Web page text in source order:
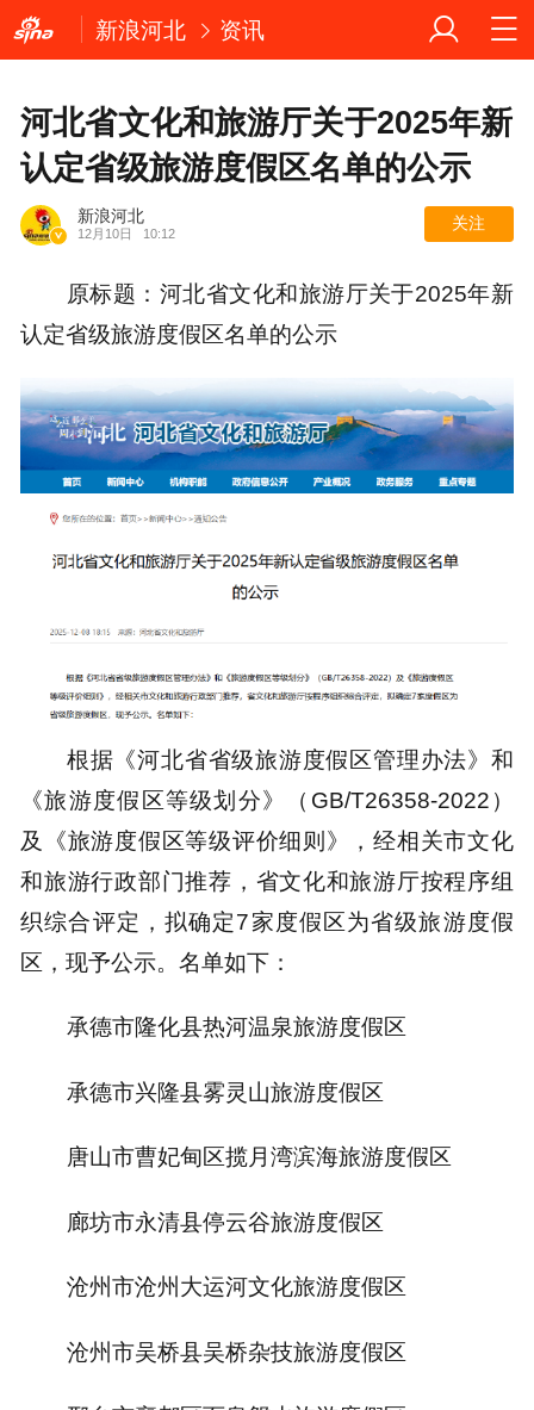
新浪河北 资讯
河北省文化和旅游厅关于2025年新
认定省级旅游度假区名单的公示
新浪河北
12月10日 10:12
关注
原标题：河北省文化和旅游厅关于2025年新
认定省级旅游度假区名单的公示
根据《河北省省级旅游度假区管理办法》和
《旅游度假区等级划分》（GB/T26358-2022）
及《旅游度假区等级评价细则》，经相关市文化
和旅游行政部门推荐，省文化和旅游厅按程序组
织综合评定，拟确定7家度假区为省级旅游度假
区，现予公示。名单如下：
承德市隆化县热河温泉旅游度假区
承德市兴隆县雾灵山旅游度假区
唐山市曹妃甸区揽月湾滨海旅游度假区
廊坊市永清县停云谷旅游度假区
沧州市沧州大运河文化旅游度假区
沧州市吴桥县吴桥杂技旅游度假区